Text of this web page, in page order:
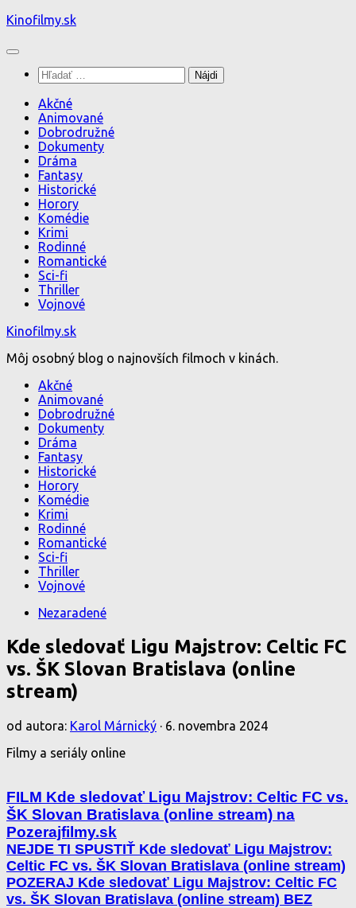
Preskočiť
obsah
Kinofilmy.sk
Hľadať:
Akčné
Animované
Dobrodružné
Dokumenty
Dráma
Fantasy
Historické
Horory
Komédie
Krimi
Rodinné
Romantické
Sci-fi
Thriller
Vojnové
Kinofilmy.sk
Môj osobný blog o najnovších filmoch v kinách.
Akčné
Animované
Dobrodružné
Dokumenty
Dráma
Fantasy
Historické
Horory
Komédie
Krimi
Rodinné
Romantické
Sci-fi
Thriller
Vojnové
Nezaradené
Kde sledovať Ligu Majstrov: Celtic FC
vs. ŠK Slovan Bratislava (online
stream)
od autora: Karol Márnický · 6. novembra 2024
Filmy a seriály online
FILM Kde sledovať Ligu Majstrov: Celtic FC vs.
ŠK Slovan Bratislava (online stream) na
Pozerajfilmy.sk
NEJDE TI SPUSTIŤ Kde sledovať Ligu Majstrov:
Celtic FC vs. ŠK Slovan Bratislava (online stream)
POZERAJ Kde sledovať Ligu Majstrov: Celtic FC
vs. ŠK Slovan Bratislava (online stream) BEZ